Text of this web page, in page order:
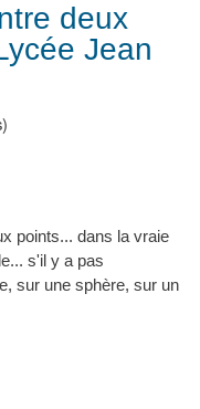
deux
Jean
points... dans la vraie
s'il y a pas
sur une sphère, sur un